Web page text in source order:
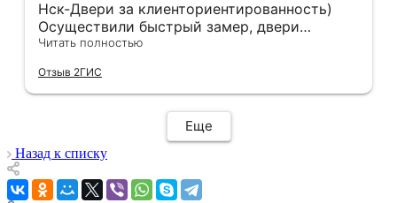
Нск-Двери за клиенториентированность)
Осуществили быстрый замер, двери
оказались в наличии. По доставке
компанию, где я могу указать удобный для
меня интервал времени, а не ждать весь
день🙏 Не могу не отметить качественный
монтаж дверей, спасибо мастеру Антону за
его труд!!!
Читать полностью
Отзыв 2ГИС
Еще
Назад к списку